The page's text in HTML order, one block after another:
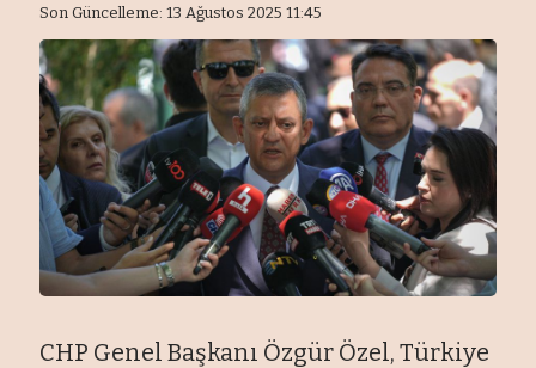
Son Güncelleme: 13 Ağustos 2025 11:45
CHP Genel Başkanı Özgür Özel, Türkiye